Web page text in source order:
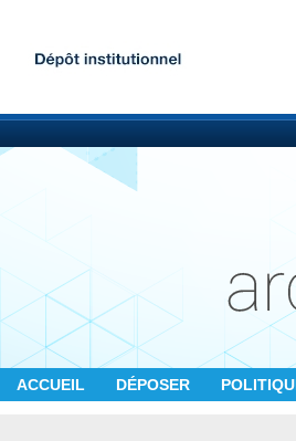
ACCUEIL DÉPOSER